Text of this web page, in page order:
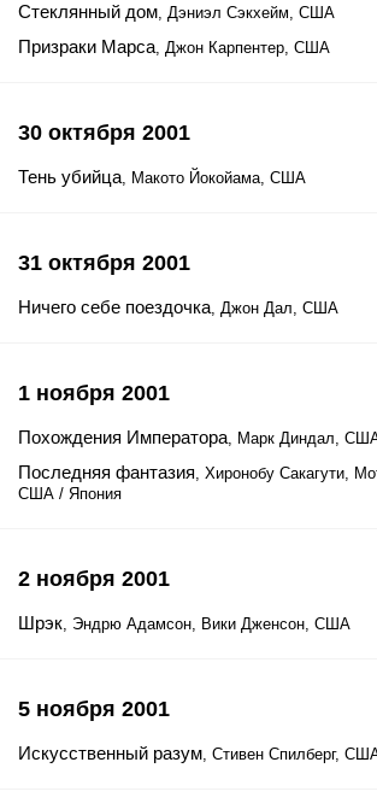
Стеклянный дом, Дэниэл Сэкхейм, США
Призраки Марса, Джон Карпентер, США
30 октября 2001
Тень убийца, Макото Йокойама, США
31 октября 2001
Ничего себе поездочка, Джон Дал, США
1 ноября 2001
Похождения Императора, Марк Диндал,
Последняя фантазия, Хиронобу Сакагути,
США / Япония
2 ноября 2001
Шрэк, Эндрю Адамсон, Вики Дженсон, США
5 ноября 2001
Искусственный разум, Стивен Спилберг,